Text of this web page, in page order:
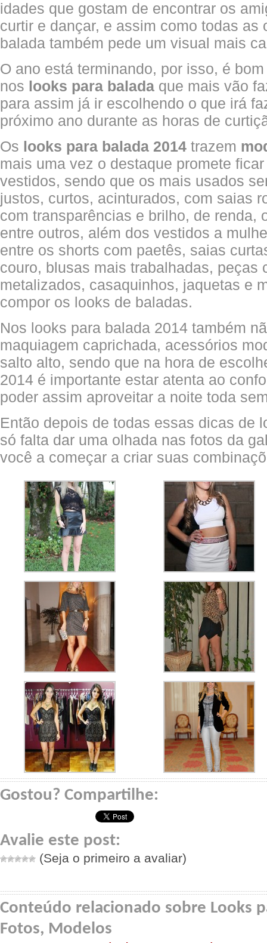
idades que gostam de encontrar os
curtir e dançar, e assim como todas as
balada também pede um visual mais
O ano está terminando, por isso, é
nos looks para balada que mais vão
para assim já ir escolhendo o que irá
próximo ano durante as horas de
Os looks para balada 2014 trazem
mais uma vez o destaque promete
vestidos, sendo que os mais usados
justos, curtos, acinturados, com saias
com transparências e brilho, de renda,
entre outros, além dos vestidos a
entre os shorts com paetês, saias
couro, blusas mais trabalhadas, peças
metalizados, casaquinhos, jaquetas e
compor os looks de baladas.
Nos looks para balada 2014 também
maquiagem caprichada, acessórios
salto alto, sendo que na hora de
2014 é importante estar atenta ao
poder assim aproveitar a noite toda
Então depois de todas essas dicas de
só falta dar uma olhada nas fotos da
você a começar a criar suas
Gostou? Compartilhe:
Avalie este post:
(Seja o primeiro a avaliar)
Conteúdo relacionado sobre Looks
Fotos, Modelos